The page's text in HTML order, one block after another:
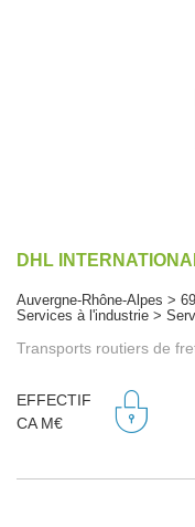
DHL
Auvergne-Rhône-Alpes >
Services à l'industrie >
Transports routiers de
EFFECTIF
CA M€